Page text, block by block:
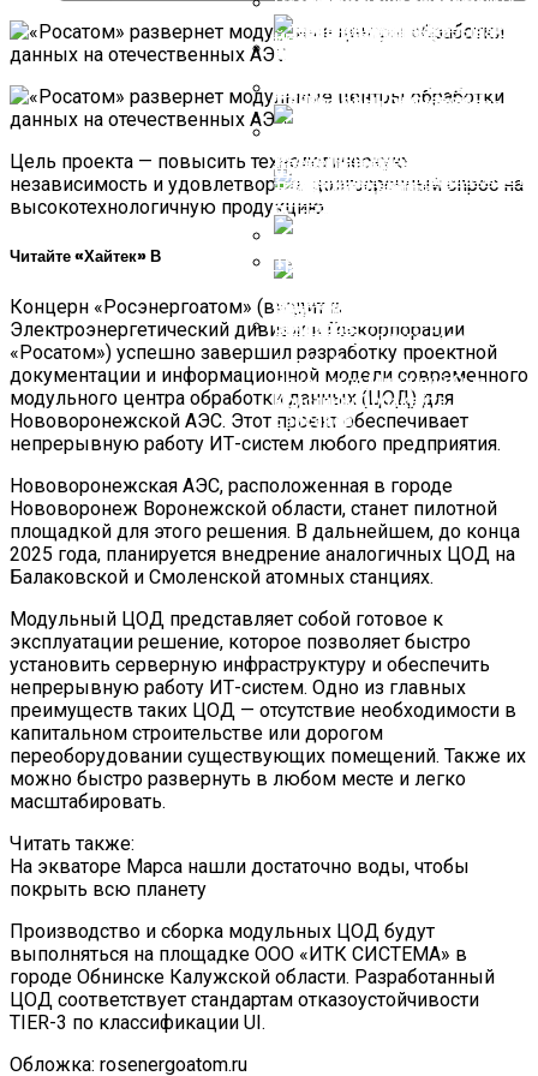
Новые Карты Показывают
После Повышения Уровня
Моря
СМИ Назвали Последствия
Для Украины От Появления
Ядерного Оружия В
Захарова Пообещала Ответ
Черногорией РЕН ТВ И Других
СМИ
Белокурые Волосы, Светлая
Улыбка! Ростом — Маме Под
Подбородок: Как Сейчас
Выглядит 10-Летняя Дочка
Аллы Пугачевой — Елизавета
Где На Самом Деле
Находится Младший Сын
Кристины Орбакайте Дени
Байсаров
Йеллен Изменила
Ожидаемый Срок
Шансы США Избежать
Дефолта Оценили
Финляндия Отказалась От
Закупки Российского
Трубопроводного Газа
Цель проекта — повысить технологическую
независимость и удовлетворить долгосрочный спрос на
высокотехнологичную продукцию.
Читайте «Хайтек» В
Концерн «Росэнергоатом» (входит в
Электроэнергетический дивизион Госкорпорации
«Росатом») успешно завершил разработку проектной
документации и информационной модели современного
модульного центра обработки данных (ЦОД) для
Нововоронежской АЭС. Этот проект обеспечивает
непрерывную работу ИТ-систем любого предприятия.
Нововоронежская АЭС, расположенная в городе
Нововоронеж Воронежской области, станет пилотной
площадкой для этого решения. В дальнейшем, до конца
2025 года, планируется внедрение аналогичных ЦОД на
Балаковской и Смоленской атомных станциях.
Модульный ЦОД представляет собой готовое к
эксплуатации решение, которое позволяет быстро
установить серверную инфраструктуру и обеспечить
непрерывную работу ИТ-систем. Одно из главных
преимуществ таких ЦОД — отсутствие необходимости в
капитальном строительстве или дорогом
переоборудовании существующих помещений. Также их
можно быстро развернуть в любом месте и легко
масштабировать.
Читать также:
На экваторе Марса нашли достаточно воды, чтобы
покрыть всю планету
Производство и сборка модульных ЦОД будут
выполняться на площадке ООО «ИТК СИСТЕМА» в
городе Обнинске Калужской области. Разработанный
ЦОД соответствует стандартам отказоустойчивости
TIER-3 по классификации UI.
Обложка: rosenergoatom.ru